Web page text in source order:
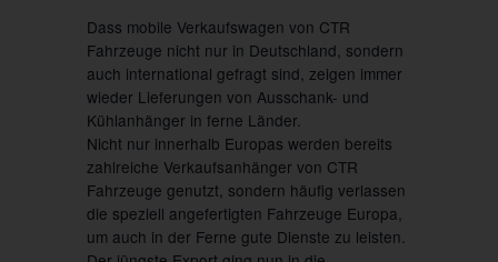
Dass mobile Verkaufswagen von CTR
Fahrzeuge nicht nur in Deutschland, sondern
auch international gefragt sind, zeigen immer
wieder Lieferungen von Ausschank- und
Kühlanhänger in ferne Länder.
Nicht nur innerhalb Europas werden bereits
zahlreiche Verkaufsanhänger von CTR
Fahrzeuge genutzt, sondern häufig verlassen
die speziell angefertigten Fahrzeuge Europa,
um auch in der Ferne gute Dienste zu leisten.